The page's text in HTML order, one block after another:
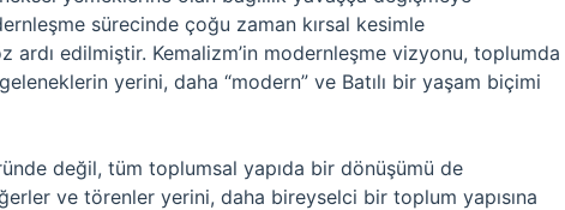
sürecinde çoğu zaman kırsal kesimle
edilmiştir. Kemalizm’in modernleşme vizyonu, toplumda
yerini, daha “modern” ve Batılı bir yaşam biçimi
değil, tüm toplumsal yapıda bir dönüşümü de
ve törenler yerini, daha bireyselci bir toplum yapısına